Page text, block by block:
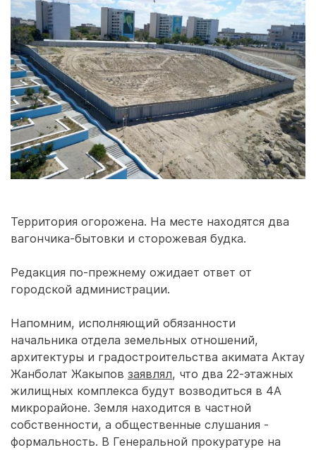
Территория огорожена. На месте находятся два
вагончика-бытовки и сторожевая будка.
Редакция по-прежнему ожидает ответ от
городской администрации.
Напомним, исполняющий обязанности
начальника отдела земельных отношений,
архитектуры и градостроительства акимата Актау
Жанболат Жакыпов заявлял, что два 22-этажных
жилищных комплекса будут возводиться в 4А
микрорайоне. Земля находится в частной
собственности, а общественные слушания -
формальность. В Генеральной прокуратуре на